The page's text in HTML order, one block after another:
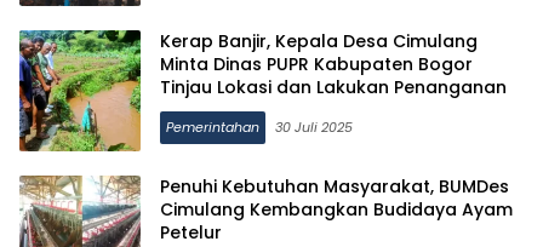
Kerap Banjir, Kepala Desa Cimulang
Minta Dinas PUPR Kabupaten Bogor
Tinjau Lokasi dan Lakukan Penanganan
Pemerintahan 30 Juli 2025
Penuhi Kebutuhan Masyarakat, BUMDes
Cimulang Kembangkan Budidaya Ayam
Petelur